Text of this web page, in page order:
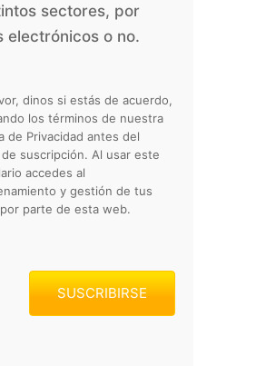
sectores, por
electrónicos o no.
dinos si estás de acuerdo,
los términos de nuestra
de Privacidad antes del
suscripción. Al usar este
accedes al
y gestión de tus
parte de esta web.